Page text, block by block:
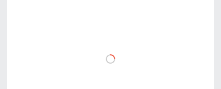
DO KOSZYKA